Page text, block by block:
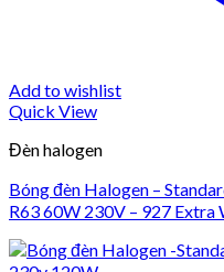
Add to wishlist
Quick View
Đèn halogen
Bóng đèn Halogen –
R63 60W 230V – 927 Extra